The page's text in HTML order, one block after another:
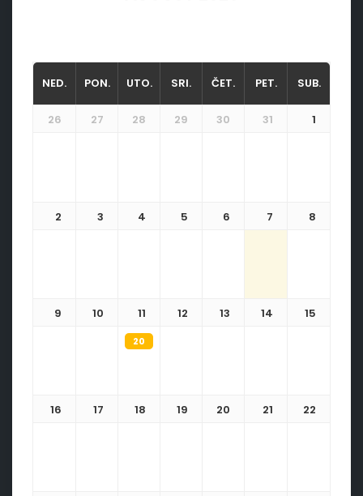
NED. PON. UTO. SRI. ČET. PET. SUB.
26 27 28 29 30 31 1
2 3 4 5 6 7 8
9 10 11 12 13 14 15
20:30
16 17 18 19 20 21 22